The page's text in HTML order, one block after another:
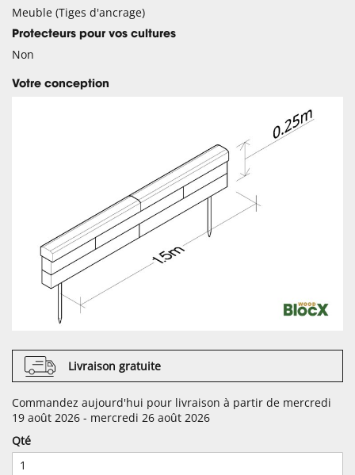
Meuble (Tiges d'ancrage)
Protecteurs pour vos cultures
Non
Votre conception
Livraison gratuite
Commandez aujourd'hui pour livraison à partir de mercredi
19 août 2026 - mercredi 26 août 2026
Qté